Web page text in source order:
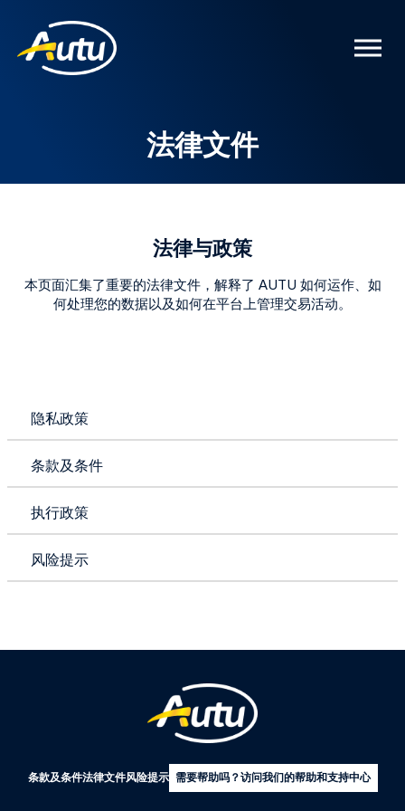
法律文件
法律与政策
本页面汇集了重要的法律文件，解释了 AUTU 如何运作、如
何处理您的数据以及如何在平台上管理交易活动。
隐私政策
条款及条件
执行政策
风险提示
条款及条件法律文件风险提示 需要帮助吗？访问我们的帮助和支持中心